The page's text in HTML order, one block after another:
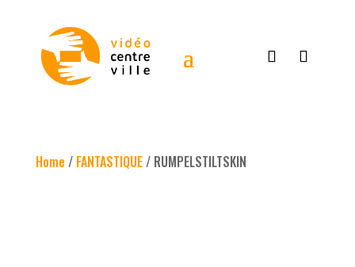
Home / FANTASTIQUE/ RUMPELSTILTSKIN